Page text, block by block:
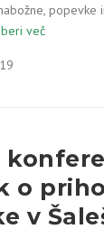
popevke
več
o
v